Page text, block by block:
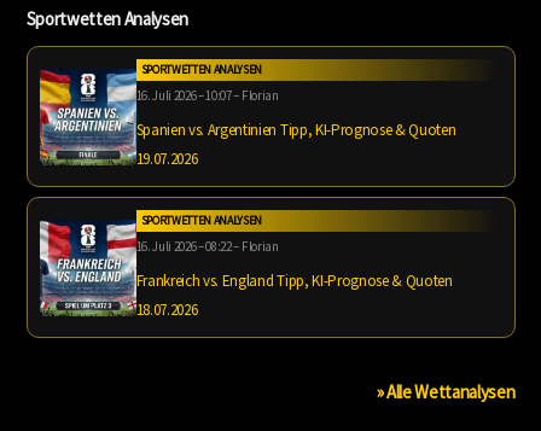
Sportwetten Analysen
SPORTWETTEN ANALYSEN
16. Juli 2026 – 10:07 – Florian
Spanien vs. Argentinien Tipp, KI-Prognose & Quoten
19.07.2026
SPORTWETTEN ANALYSEN
16. Juli 2026 – 08:22 – Florian
Frankreich vs. England Tipp, KI-Prognose & Quoten
18.07.2026
» Alle Wettanalysen